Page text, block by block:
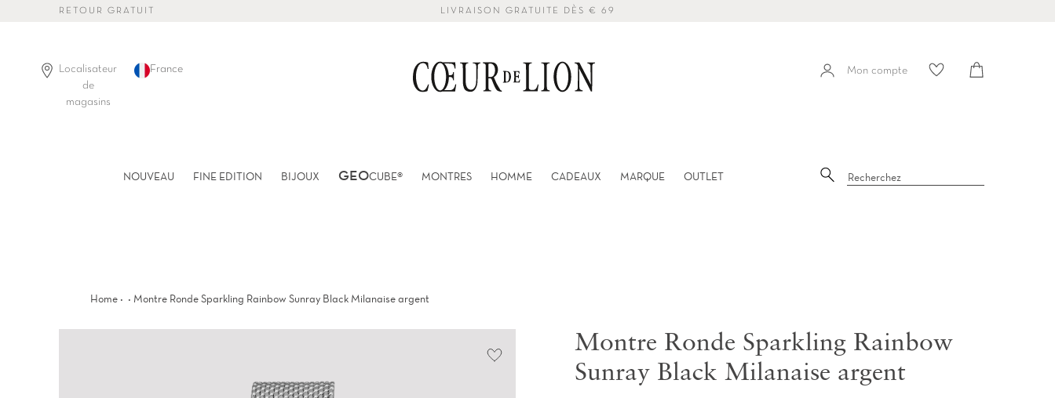
RETOUR GRATUIT LIVRAISON GRATUITE DÈS € 69
Localisateur
de
magasins
France Mon Mon compte
NOUVEAU FINE EDITION BIJOUX GEOCUBE® MONTRES HOMME CADEAUX MARQUE OUTLET
Home · · Montre Ronde Sparkling Rainbow Sunray Black Milanaise argent
Montre Ronde Sparkling Rainbow
Sunray Black Milanaise argent